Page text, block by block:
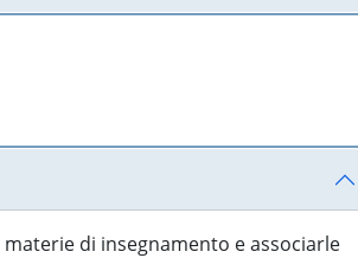
di insegnamento e associarle